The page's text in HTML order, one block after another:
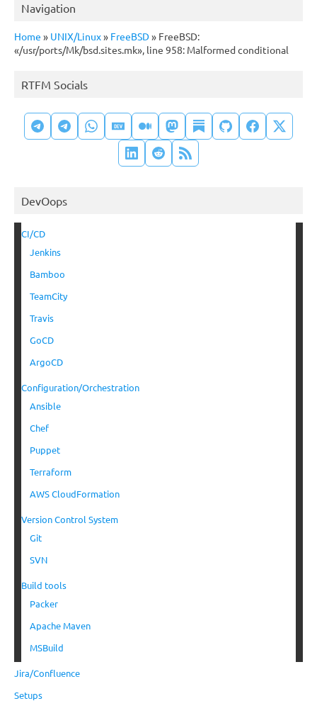
Navigation
Home » UNIX/Linux» FreeBSD» FreeBSD:
«/usr/ports/Mk/bsd.sites.mk», line 958: Malformed conditional
RTFM Socials
DevOops
CI/CD
Jenkins
Bamboo
TeamCity
Travis
GoCD
ArgoCD
Configuration/Orchestration
Ansible
Chef
Puppet
Terraform
AWS CloudFormation
Version Control System
Git
SVN
Build tools
Packer
Apache Maven
MSBuild
Jira/Confluence
Setups